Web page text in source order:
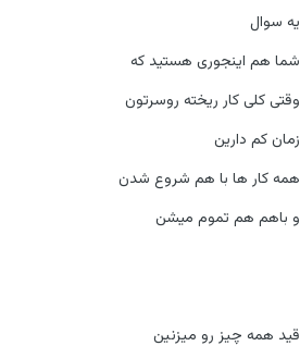
یه سوال
شما هم اینجوری هستید که
وقتی کلی کار ریخته روسرتون
زمان کم دارین
همه کار ها با هم شروع شدن
و باهم هم تموم میشن
قید همه چیز رو میزنین